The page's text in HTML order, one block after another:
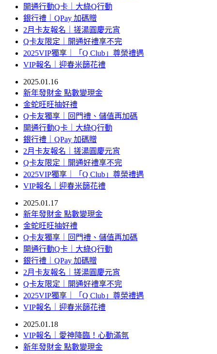
開通行動Q卡｜大綠Q行動
銀行禮｜QPay 加碼贈
2月卡友報名｜搓湯圓慶元宵
Q卡友限定｜開通好禮享不完
2025VIP獨享｜「Q Club」尊榮禮遇
VIP報名｜迎春米篩花禮
2025.01.16
新年發財金 點數變現金
金蛇旺旺抽好禮
Q卡友獨享｜回門禮、儲值再加碼
開通行動Q卡｜大綠Q行動
銀行禮｜QPay 加碼贈
2月卡友報名｜搓湯圓慶元宵
Q卡友限定｜開通好禮享不完
2025VIP獨享｜「Q Club」尊榮禮遇
VIP報名｜迎春米篩花禮
2025.01.17
新年發財金 點數變現金
金蛇旺旺抽好禮
Q卡友獨享｜回門禮、儲值再加碼
開通行動Q卡｜大綠Q行動
銀行禮｜QPay 加碼贈
2月卡友報名｜搓湯圓慶元宵
Q卡友限定｜開通好禮享不完
2025VIP獨享｜「Q Club」尊榮禮遇
VIP報名｜迎春米篩花禮
2025.01.18
VIP報名｜愛神降臨！心動滿氛
新年發財金 點數變現金